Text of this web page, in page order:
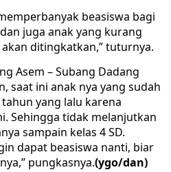
beasiswa bagi
juga anak yang kurang
ditingkatkan,” tuturnya.
Asem – Subang Dadang
saat ini anak nya yang sudah
yang lalu karena
Sehingga tidak melanjutkan
sampain kelas 4 SD.
dapat beasiswa nanti, biar
pungkasnya.(ygo/dan)